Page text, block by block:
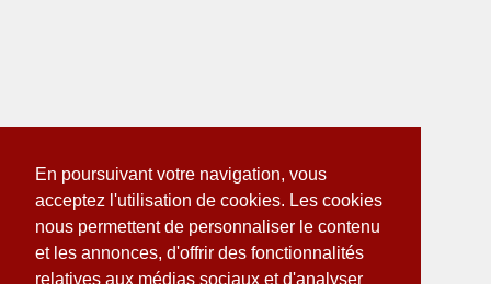
En poursuivant votre navigation, vous
acceptez l'utilisation de cookies. Les cookies
nous permettent de personnaliser le contenu
et les annonces, d'offrir des fonctionnalités
relatives aux médias sociaux et d'analyser